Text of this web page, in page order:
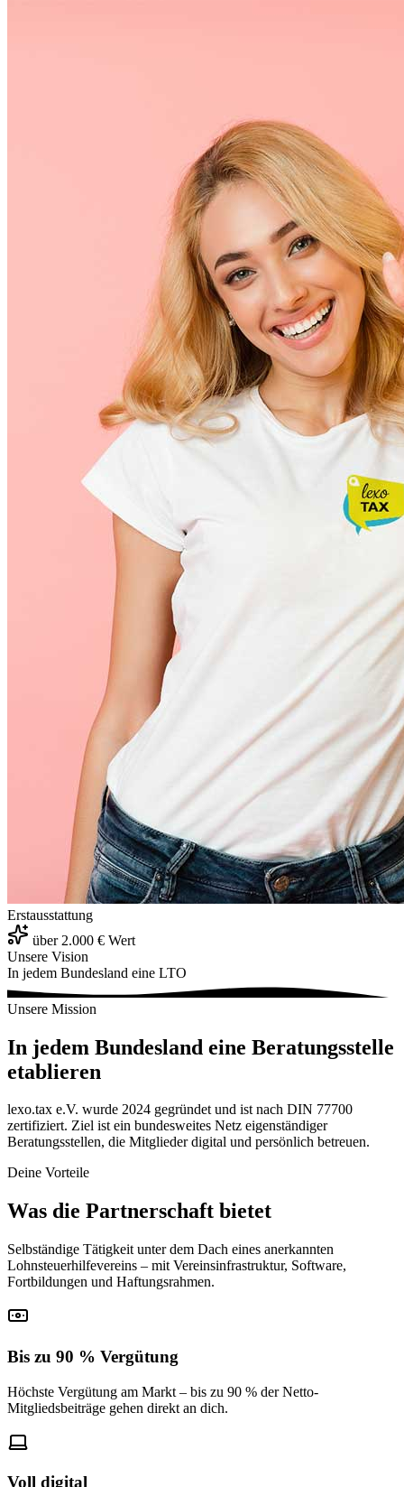
Erstausstattung
über 2.000 € Wert
Unsere Vision
In jedem Bundesland eine LTO
Unsere Mission
In jedem Bundesland eine Beratungsstelle
etablieren
lexo.tax e.V. wurde 2024 gegründet und ist nach DIN 77700
zertifiziert. Ziel ist ein bundesweites Netz eigenständiger
Beratungsstellen, die Mitglieder digital und persönlich betreuen.
Deine Vorteile
Was die Partnerschaft bietet
Selbständige Tätigkeit unter dem Dach eines anerkannten
Lohnsteuerhilfevereins – mit Vereinsinfrastruktur, Software,
Fortbildungen und Haftungsrahmen.
Bis zu 90 % Vergütung
Höchste Vergütung am Markt – bis zu 90 % der Netto-
Mitgliedsbeiträge gehen direkt an dich.
Voll digital